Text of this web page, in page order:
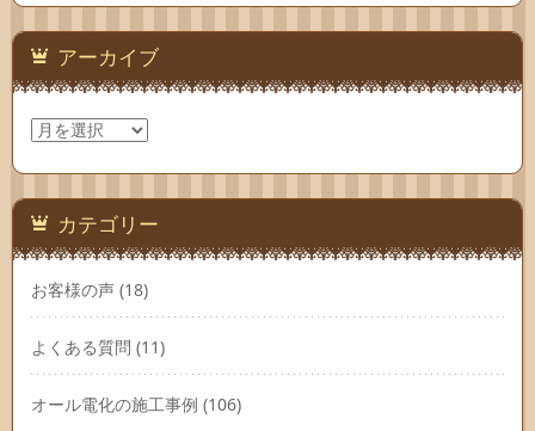
アーカイブ
ア
ー
カ
ブ カテゴリー
お客様の声 (18)
よくある質問 (11)
オール電化の施工事例 (106)